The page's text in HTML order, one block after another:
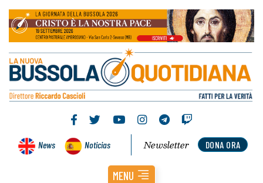
News Noticias DONA ORA
Newsletter
MENU